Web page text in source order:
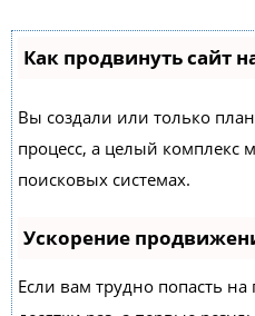
Как продвинуть сайт
Вы создали или только
процесс, а целый комплекс
поисковых системах.
Ускорение
Если вам трудно попасть